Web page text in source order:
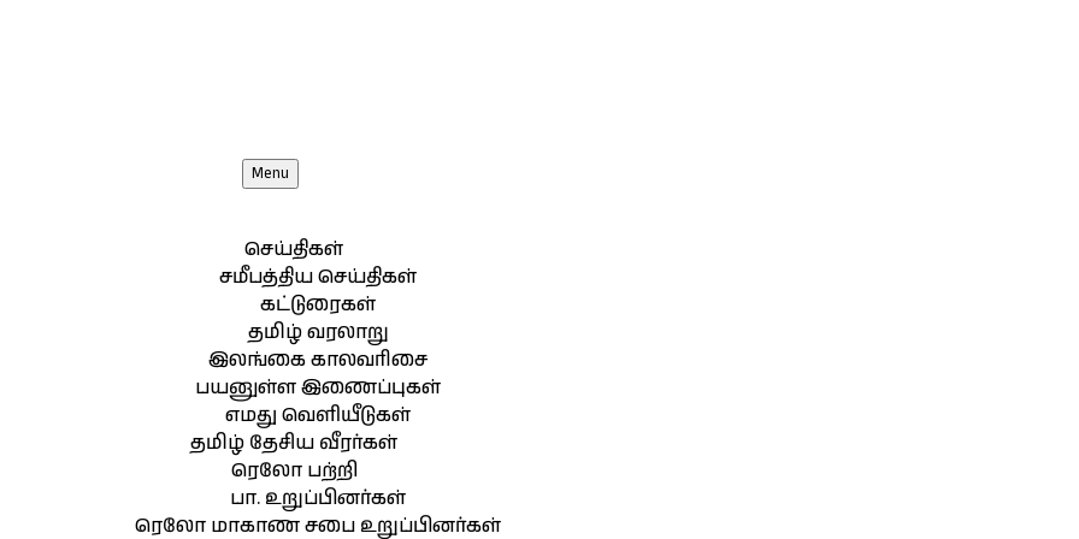
Menu
செய்திகள்
சமீபத்திய செய்திகள்
கட்டுரைகள்
தமிழ் வரலாறு
இலங்கை காலவரிசை
பயனுள்ள இணைப்புகள்
எமது வெளியீடுகள்
தமிழ் தேசிய வீரர்கள்
ரெலோ பற்றி
பா. உறுப்பினர்கள்
ரெலோ மாகாண சபை உறுப்பினர்கள்